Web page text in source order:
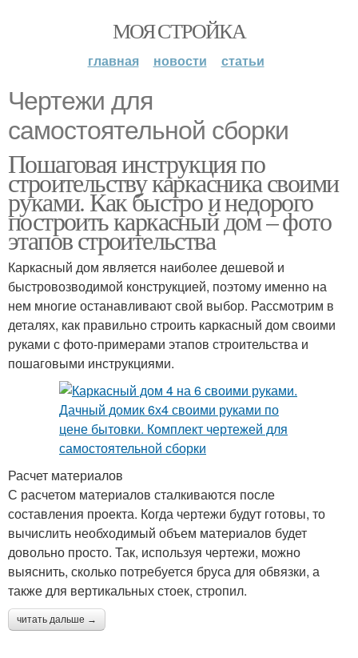
МОЯ СТРОЙКА
главная новости статьи
Чертежи для
самостоятельной сборки
Пошаговая инструкция по
строительству каркасника своими
руками. Как быстро и недорого
построить каркасный дом – фото
этапов строительства
Каркасный дом является наиболее дешевой и
быстровозводимой конструкцией, поэтому именно на
нем многие останавливают свой выбор. Рассмотрим в
деталях, как правильно строить каркасный дом своими
руками с фото-примерами этапов строительства и
пошаговыми инструкциями.
Расчет материалов
С расчетом материалов сталкиваются после
составления проекта. Когда чертежи будут готовы, то
вычислить необходимый объем материалов будет
довольно просто. Так, используя чертежи, можно
выяснить, сколько потребуется бруса для обвязки, а
также для вертикальных стоек, стропил.
читать дальше →